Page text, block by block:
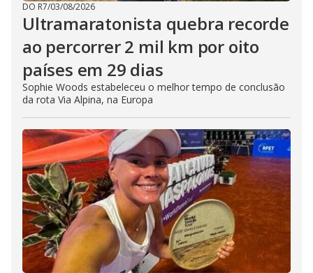
DO R7/03/08/2026
Ultramaratonista quebra recorde
ao percorrer 2 mil km por oito
países em 29 dias
Sophie Woods estabeleceu o melhor tempo de conclusão
da rota Via Alpina, na Europa